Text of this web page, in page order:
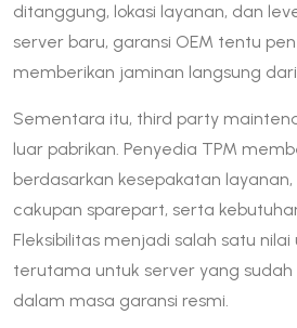
ditanggung, lokasi layanan, dan
server baru, garansi OEM tentu
memberikan jaminan langsung
Sementara itu, third party
luar pabrikan. Penyedia TPM
berdasarkan kesepakatan layanan,
cakupan sparepart, serta
Fleksibilitas menjadi salah satu nilai
terutama untuk server yang
dalam masa garansi resmi.